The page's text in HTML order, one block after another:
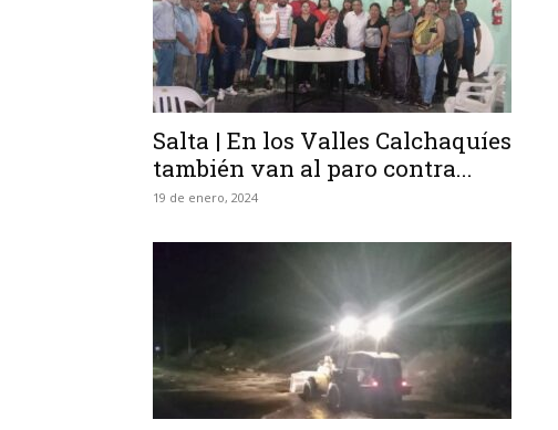
Salta | En los Valles Calchaquíes
también van al paro contra...
19 de enero, 2024